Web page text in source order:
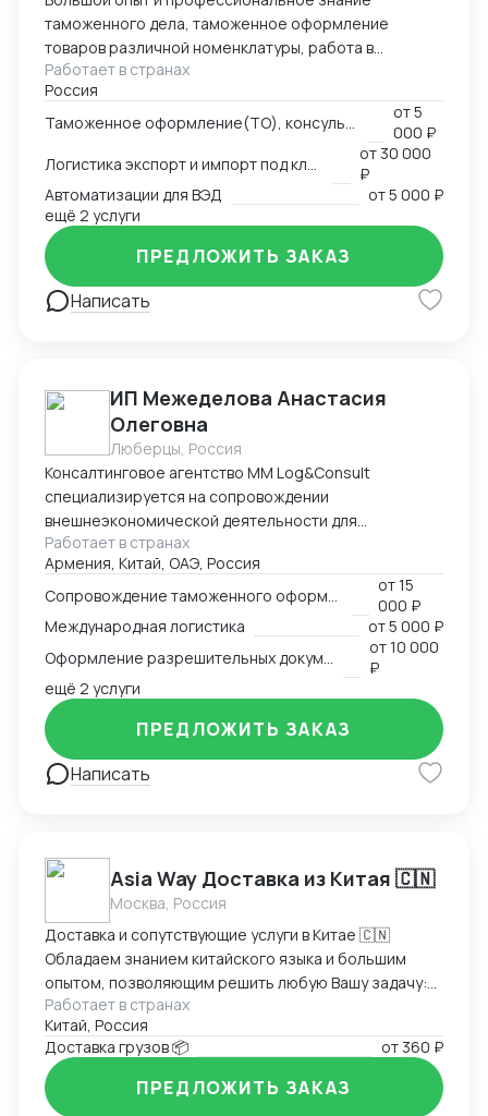
таможенного дела, таможенное оформление
товаров различной номенклатуры, работа в
компаниях - таможенного перевозчика и
таможенного представителя, владельца склада
временного хранения и таможенного
Работает в странах
Россия
от5
000 ₽
от 30 000
₽
Автоматизации для ВЭД
от5 000 ₽
ещё 2 услуги
Написать
ПРЕДЛОЖИТЬ ЗАКАЗ
ИП Межеделова Анастасия
Олеговна
Люберцы, Россия
Консалтинговое агентство MM Log&Consult
специализируется на сопровождении
внешнеэкономической деятельности для
участников международного рынка из России и
Армении. Наш опыт в сфере ВЭД более 13 лет
позволяет нам оказывать качественные
консалтинговые услуги для компаний, решивших
выйти на международный рынок. MM Log&Consult
поможет организовать международный бизнес в
Вашей компании в требуемых масштабах: -
организация и внедрение ВЭД с нуля; -
консультирование и разработка стратегии
внедрения ВЭД в компанию силами заказчика; -
сопровождение международной сделки разово или
Работает в странах
Армения, Китай, ОАЭ, Россия
от15
000 ₽
Международная логистика
от5 000 ₽
от10 000
₽
ещё 2 услуги
Написать
ПРЕДЛОЖИТЬ ЗАКАЗ
Asia Way Доставка из Китая 🇨🇳
Москва, Россия
Доставка и сопутствующие услуги в Китае 🇨🇳
Обладаем знанием китайского языка и большим
опытом, позволяющим решить любую Вашу задачу:
доставка, оплата, инспекция на фабрики и прочее,
работаем по договору
Работает в странах
Китай, Россия
Доставка грузов 📦
от 360 ₽
ПРЕДЛОЖИТЬ ЗАКАЗ